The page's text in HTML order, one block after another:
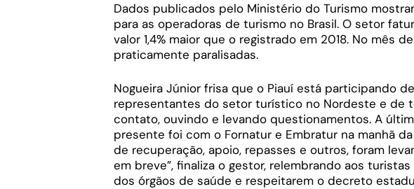
Dados publicados pelo Ministério do Turismo
para as operadoras de turismo no Brasil. O setor
valor 1,4% maior que o registrado em 2018. No mês
praticamente paralisadas.
Nogueira Júnior frisa que o Piauí está participando
representantes do setor turístico no Nordeste e de
contato, ouvindo e levando questionamentos. A
presente foi com o Fornatur e Embratur na manhã
de recuperação, apoio, repasses e outros, foram
em breve”, finaliza o gestor, relembrando aos
dos órgãos de saúde e respeitarem o decreto